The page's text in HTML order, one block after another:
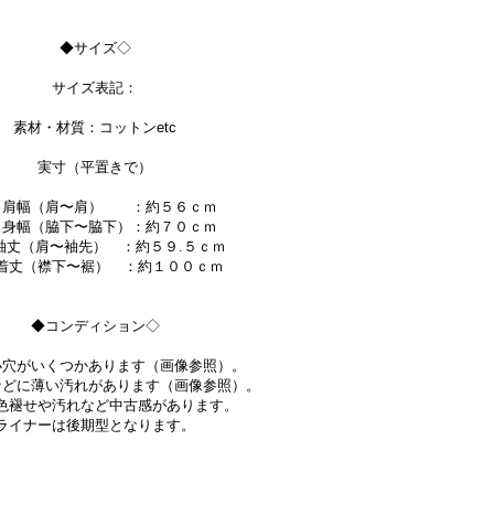
◆サイズ◇
サイズ表記：
素材・材質：コットンetc
実寸（平置きで）
（肩〜肩） ：約５６ｃｍ
（脇下〜脇下）：約７０ｃｍ
肩〜袖先） ：約５９.５ｃｍ
襟下〜裾） ：約１００ｃｍ
◆コンディション◇
がいくつかあります（画像参照）。
に薄い汚れがあります（画像参照）。
褪せや汚れなど中古感があります。
イナーは後期型となります。